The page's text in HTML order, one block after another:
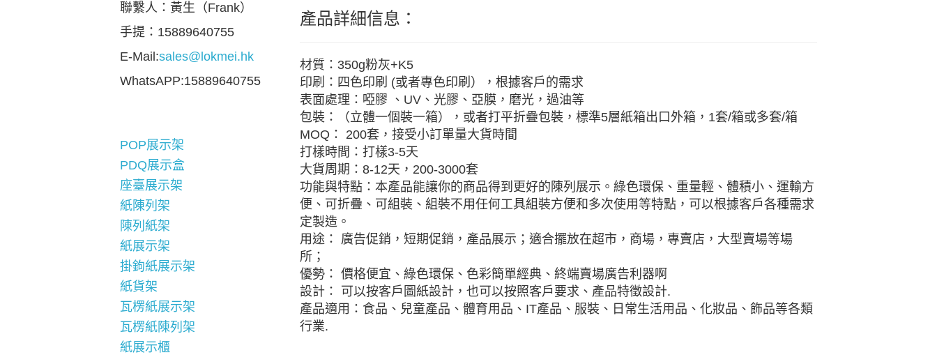
聯繫人：黃生（Frank）
手提：15889640755
E-Mail:sales@lokmei.hk
WhatsAPP:15889640755
POP展示架
PDQ展示盒
座臺展示架
紙陳列架
陳列紙架
紙展示架
掛鉤紙展示架
紙貨架
瓦楞紙展示架
瓦楞紙陳列架
紙展示櫃
產品詳細信息：
材質：350g粉灰+K5
印刷：四色印刷 (或者專色印刷），根據客戶的需求
表面處理：啞膠 、UV、光膠、亞膜，磨光，過油等
包裝：（立體一個裝一箱），或者打平折疊包裝，標準5層紙箱出口外箱，1套/箱或多套/箱
MOQ： 200套，接受小訂單量大貨時間
打樣時間：打樣3-5天
大貨周期：8-12天，200-3000套
功能與特點：本產品能讓你的商品得到更好的陳列展示。綠色環保、重量輕、體積小、運輸方
便、可折疊、可組裝、組裝不用任何工具組裝方便和多次使用等特點，可以根據客戶各種需求
定製造。
用途： 廣告促銷，短期促銷，產品展示；適合擺放在超市，商場，專賣店，大型賣場等場
所；
優勢： 價格便宜、綠色環保、色彩簡單經典、終端賣場廣告利器啊
設計： 可以按客戶圖紙設計，也可以按照客戶要求、產品特徵設計.
產品適用：食品、兒童產品、體育用品、IT產品、服裝、日常生活用品、化妝品、飾品等各類
行業.